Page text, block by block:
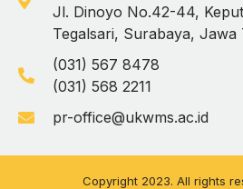
Jl. Dinoyo No.42-44,
Tegalsari, Surabaya, Jawa
(031) 567 8478
(031) 568 2211
pr-office@ukwms.ac.id
Copyright 2023. All rights